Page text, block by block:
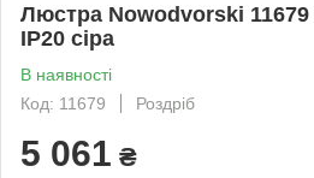
Люстра Nowodvorski 11679
IP20 сіра
В наявності
Код: 11679
Роздріб
5 061 ₴